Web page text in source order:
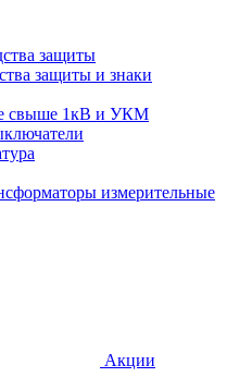
защиты
защиты и знаки
свыше 1кВ и УКМ
измерительные
Акции